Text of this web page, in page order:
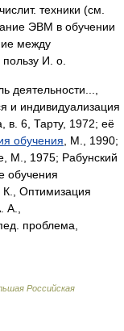
техники (см.
ЭВМ в обучении
между
И. о.
деятельности...,
и индивидуализация
в. 6, Тарту, 1972; её
обучения , М., 1990;
М., 1975; Рабунский
обучения
Оптимизация
проблема,
Российская